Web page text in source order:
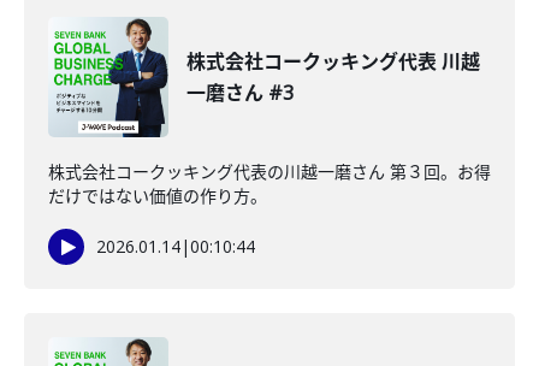
株式会社コークッキング代表 川越
一磨さん #3
株式会社コークッキング代表の川越一磨さん 第３回。お得
だけではない価値の作り方。
2026.01.14|00:10:44